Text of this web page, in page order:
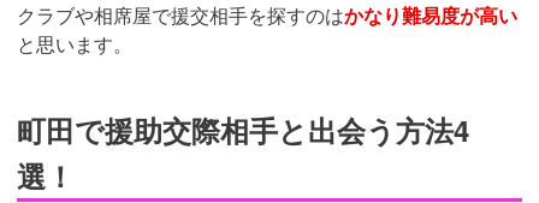
クラブや相席屋で援交相手を探すのはかなり難易度が高い
と思います。
町田で援助交際相手と出会う方法4
選！